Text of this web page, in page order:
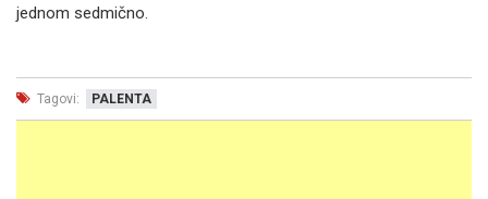
jednom sedmično.
Tagovi: PALENTA